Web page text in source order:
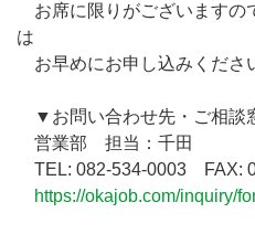
お席に限りがございますの
は
お早めにお申し込みくださ
▼お問い合わせ先・ご相談
営業部 担当：千田
TEL: 082-534-0003 FAX:
https://okajob.com/inquiry/